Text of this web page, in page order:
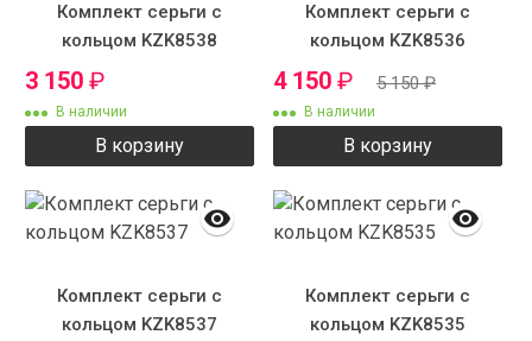
Комплект серьги с
кольцом KZK8538
3 150 ₽
В наличии
В корзину
Комплект серьги с
кольцом KZK8536
4 150 ₽ 5 150₽
В наличии
В корзину
Комплект серьги с
кольцом KZK8537
Комплект серьги с
кольцом KZK8535